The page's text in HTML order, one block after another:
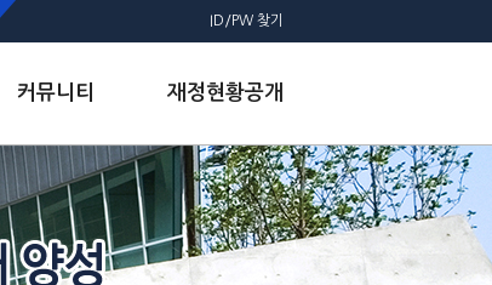
ID/PW 찾기
커뮤니티 재정현황공개